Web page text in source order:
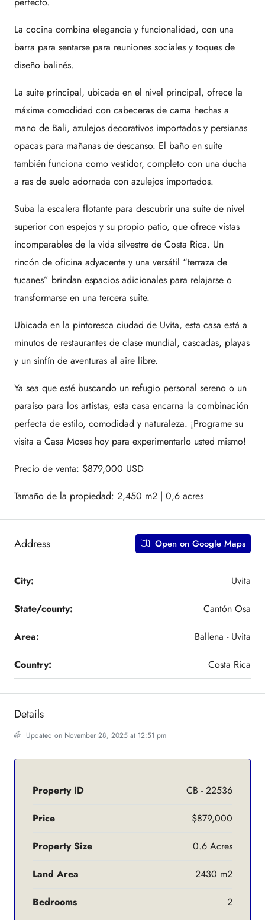
La cocina combina elegancia y funcionalidad, con una
barra para sentarse para reuniones sociales y toques de
diseño balinés.
La suite principal, ubicada en el nivel principal, ofrece la
máxima comodidad con cabeceras de cama hechas a
mano de Bali, azulejos decorativos importados y persianas
opacas para mañanas de descanso. El baño en suite
también funciona como vestidor, completo con una ducha
a ras de suelo adornada con azulejos importados.
Suba la escalera flotante para descubrir una suite de nivel
superior con espejos y su propio patio, que ofrece vistas
incomparables de la vida silvestre de Costa Rica. Un
rincón de oficina adyacente y una versátil “terraza de
tucanes” brindan espacios adicionales para relajarse o
transformarse en una tercera suite.
Ubicada en la pintoresca ciudad de Uvita, esta casa está a
minutos de restaurantes de clase mundial, cascadas, playas
y un sinfín de aventuras al aire libre.
Ya sea que esté buscando un refugio personal sereno o un
paraíso para los artistas, esta casa encarna la combinación
perfecta de estilo, comodidad y naturaleza. ¡Programe su
visita a Casa Moses hoy para experimentarlo usted mismo!
Precio de venta: $879,000 USD
Tamaño de la propiedad: 2,450 m2 | 0,6 acres
Address Open on Google Maps
City: Uvita
State/county: Cantón Osa
Area: Ballena - Uvita
Country: Costa Rica
Details
Updated on November 28, 2025 at 12:51 pm
Property ID CB - 22536
Price $879,000
Property Size 0.6 Acres
Land Area 2430 m2
Bedrooms 2